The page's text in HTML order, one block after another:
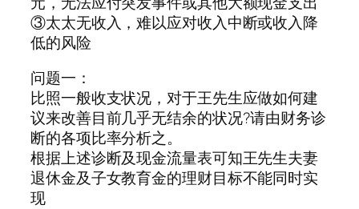
③太太无收入，难以应对收入中断或收入降
低的风险
问题一：
比照一般收支状况，对于王先生应做如何建
议来改善目前几乎无结余的状况?请由财务诊
断的各项比率分析之。
根据上述诊断及现金流量表可知王先生夫妻
退休金及子女教育金的理财目标不能同时实
现